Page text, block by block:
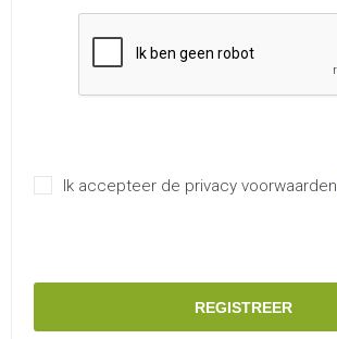
Ik accepteer de privacy voorwaarden
REGISTREER